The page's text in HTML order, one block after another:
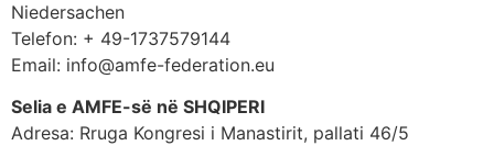
Niedersachen
Telefon: + 49-1737579144
Email: info@amfe-federation.eu
Selia e AMFE-së në SHQIPERI
Adresa: Rruga Kongresi i Manastirit, pallati 46/5